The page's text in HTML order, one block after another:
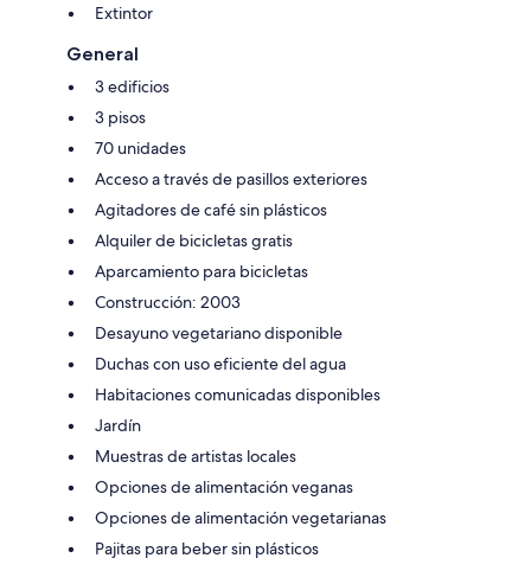
Extintor
General
3 edificios
3 pisos
70 unidades
Acceso a través de pasillos exteriores
Agitadores de café sin plásticos
Alquiler de bicicletas gratis
Aparcamiento para bicicletas
Construcción: 2003
Desayuno vegetariano disponible
Duchas con uso eficiente del agua
Habitaciones comunicadas disponibles
Jardín
Muestras de artistas locales
Opciones de alimentación veganas
Opciones de alimentación vegetarianas
Pajitas para beber sin plásticos